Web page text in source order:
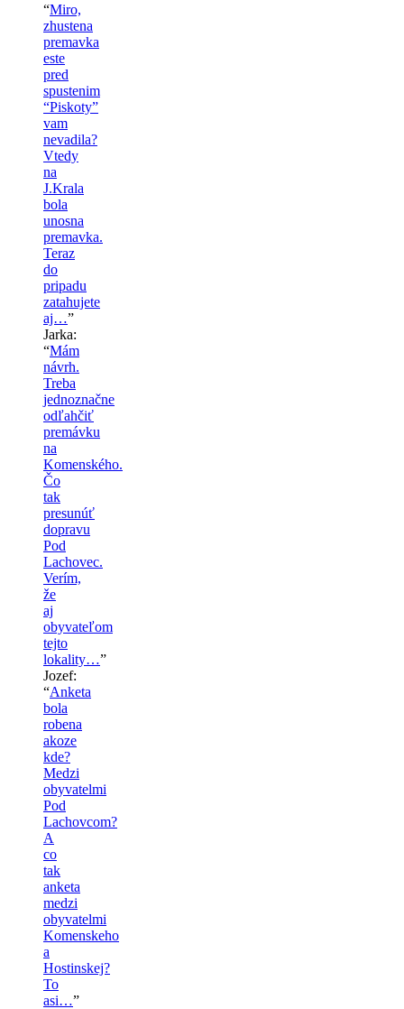
“Miro,
zhustena
premavka
este
pred
spustenim
“Piskoty”
vam
nevadila?
Vtedy
na
J.Krala
bola
unosna
premavka.
Teraz
do
pripadu
zatahujete
aj…”
Jarka:
“Mám
návrh.
Treba
jednoznačne
odľahčiť
premávku
na
Komenského.
Čo
tak
presunúť
dopravu
Pod
Lachovec.
Verím,
že
aj
obyvateľom
tejto
lokality…”
Jozef:
“Anketa
bola
robena
akoze
kde?
Medzi
obyvatelmi
Pod
Lachovcom?
A
co
tak
anketa
medzi
obyvatelmi
Komenskeho
a
Hostinskej?
To
asi…”